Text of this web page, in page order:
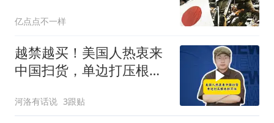
亿点点不一样
越禁越买！美国人热衷来
中国扫货，单边打压根本
河洛有话说 3跟贴